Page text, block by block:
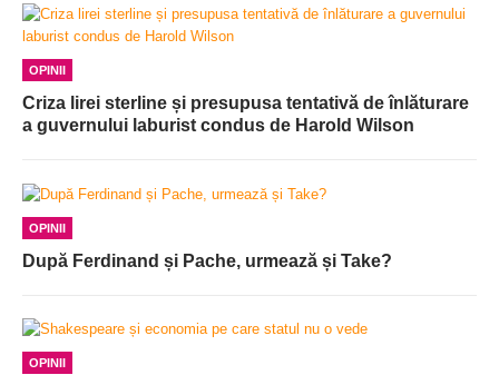
OPINII
Criza lirei sterline și presupusa tentativă de înlăturare
a guvernului laburist condus de Harold Wilson
OPINII
După Ferdinand și Pache, urmează și Take?
OPINII